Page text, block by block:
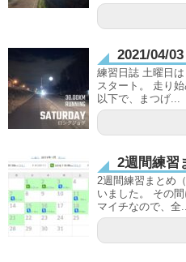
2021/04/
練習日誌 土曜日
スタート。 走り
以下で、まつげ...
2週間練習
2週間練習まとめ
いました。 その
マイチなので、全